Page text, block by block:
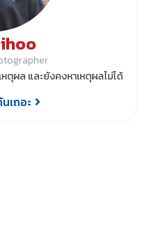
ตุผล และยังคงหาเหตุผลไม่ได้
เถอะ